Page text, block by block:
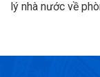
lý nhà nước về